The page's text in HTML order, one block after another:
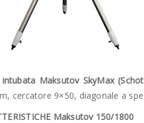
Maksutov SkyMax
cercatore 9×50, diagonale a
Maksutov 150/1800